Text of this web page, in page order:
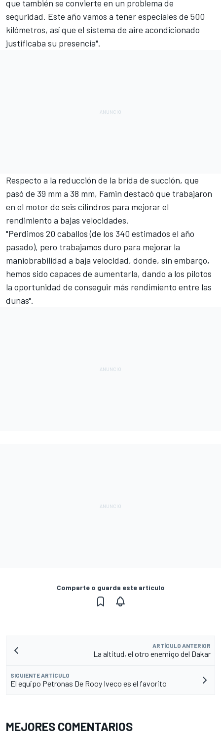
que también se convierte en un problema de
seguridad. Este año vamos a tener especiales de 500
kilómetros, así que el sistema de aire acondicionado
justificaba su presencia".
Respecto a la reducción de la brida de succión, que
pasó de 39 mm a 38 mm, Famin destacó que trabajaron
en el motor de seis cilindros para mejorar el
rendimiento a bajas velocidades.
"Perdimos 20 caballos (de los 340 estimados el año
pasado), pero trabajamos duro para mejorar la
maniobrabilidad a baja velocidad, donde, sin embargo,
hemos sido capaces de aumentarla, dando a los pilotos
la oportunidad de conseguir más rendimiento entre las
dunas".
Comparte o guarda este artículo
ARTÍCULO ANTERIOR
La altitud, el otro enemigo del Dakar
SIGUIENTE ARTÍCULO
El equipo Petronas De Rooy Iveco es el favorito
MEJORES COMENTARIOS